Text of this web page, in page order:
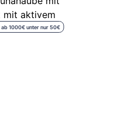
ab 1000€ unter nur 50€